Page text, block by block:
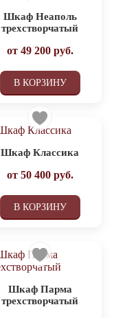
Шкаф Неаполь
трехстворчатый
от 49 200руб.
В КОРЗИНУ
Шкаф Классика
от 50 400руб.
В КОРЗИНУ
Шкаф Парма
трехстворчатый